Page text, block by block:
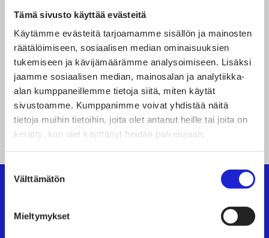
Tämä sivusto käyttää evästeitä
Käytämme evästeitä tarjoamamme sisällön ja mainosten
räätälöimiseen, sosiaalisen median ominaisuuksien
tukemiseen ja kävijämäärämme analysoimiseen. Lisäksi
jaamme sosiaalisen median, mainosalan ja analytiikka-
alan kumppaneillemme tietoja siitä, miten käytät
sivustoamme. Kumppanimme voivat yhdistää näitä
tietoja muihin tietoihin, joita olet antanut heille tai joita on
kerätty, kun olet käyttänyt heidän palvelujaan.
Suostumuksen
valinta
Välttämätön
Mieltymykset
GROUP OY
Kohtalonpoika Oy
A
r
1 2 … 23
Suomen Tekstiili & Muoti ry